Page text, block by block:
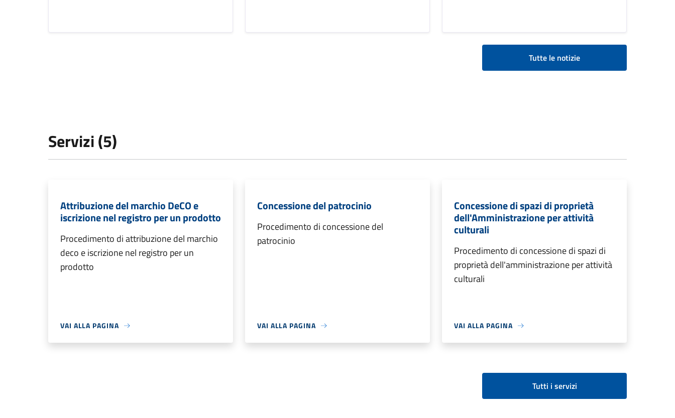
Tutte le notizie
Servizi (5)
Attribuzione del marchio DeCO e
iscrizione nel registro per un prodotto
Procedimento di attribuzione del marchio
deco e iscrizione nel registro per un
prodotto
VAI ALLA PAGINA
Concessione del patrocinio
Procedimento di concessione del
patrocinio
VAI ALLA PAGINA
Concessione di spazi di proprietà
dell'Amministrazione per attività
culturali
Procedimento di concessione di spazi di
proprietà dell'amministrazione per attività
culturali
VAI ALLA PAGINA
Tutti i servizi